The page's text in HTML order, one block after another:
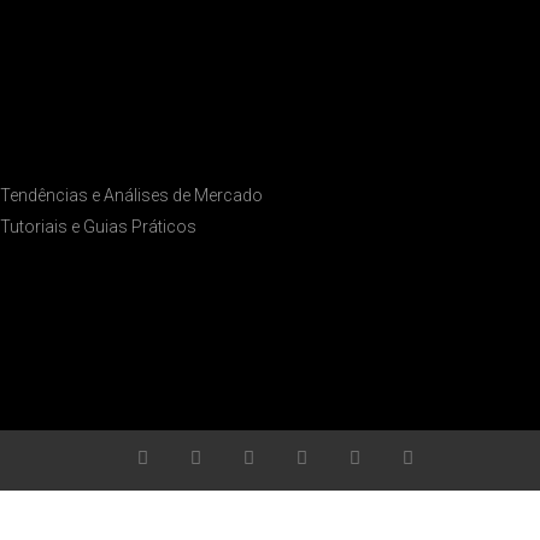
Tendências e Análises de Mercado
Tutoriais e Guias Práticos